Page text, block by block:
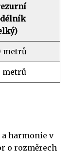
metrů
metrů
harmonie v
o rozměrech